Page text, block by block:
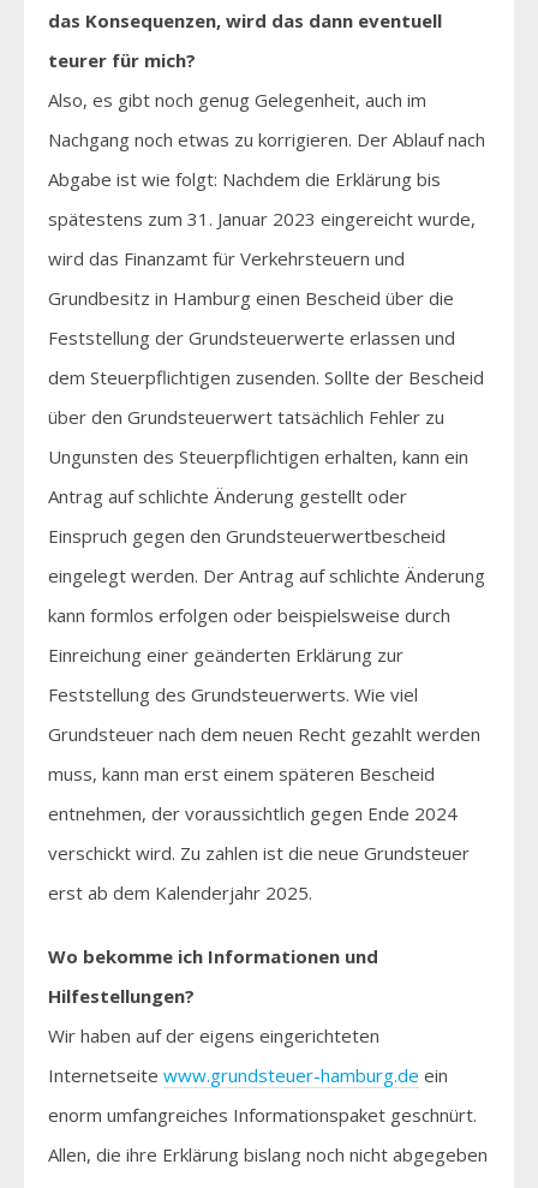
das Konsequenzen, wird das dann eventuell
teurer für mich?
Also, es gibt noch genug Gelegenheit, auch im
Nachgang noch etwas zu korrigieren. Der Ablauf nach
Abgabe ist wie folgt: Nachdem die Erklärung bis
spätestens zum 31. Januar 2023 eingereicht wurde,
wird das Finanzamt für Verkehrsteuern und
Grundbesitz in Hamburg einen Bescheid über die
Feststellung der Grundsteuerwerte erlassen und
dem Steuerpflichtigen zusenden. Sollte der Bescheid
über den Grundsteuerwert tatsächlich Fehler zu
Ungunsten des Steuerpflichtigen erhalten, kann ein
Antrag auf schlichte Änderung gestellt oder
Einspruch gegen den Grundsteuerwertbescheid
eingelegt werden. Der Antrag auf schlichte Änderung
kann formlos erfolgen oder beispielsweise durch
Einreichung einer geänderten Erklärung zur
Feststellung des Grundsteuerwerts. Wie viel
Grundsteuer nach dem neuen Recht gezahlt werden
muss, kann man erst einem späteren Bescheid
entnehmen, der voraussichtlich gegen Ende 2024
verschickt wird. Zu zahlen ist die neue Grundsteuer
erst ab dem Kalenderjahr 2025.
Wo bekomme ich Informationen und
Hilfestellungen?
Wir haben auf der eigens eingerichteten
Internetseite www.grundsteuer-hamburg.de ein
enorm umfangreiches Informationspaket geschnürt.
Allen, die ihre Erklärung bislang noch nicht abgegeben